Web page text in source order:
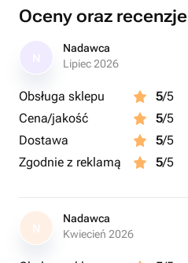
Oceny oraz recenzje
Nadawca
Lipiec 2026
Obsługa sklepu 5/5
Cena/jakość
5/5
Dostawa
5/5
Zgodnie z reklamą
5/5
N
Nadawca
Kwiecień 2026